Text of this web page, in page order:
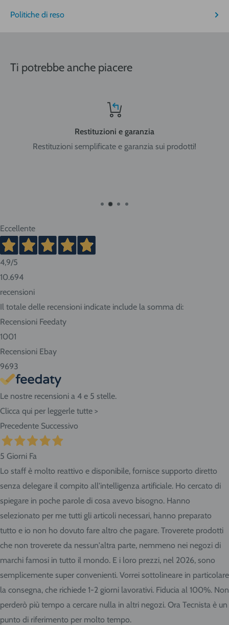
Adige, Lombardia, Emilia Romagna, Piemonte, Liguria, Val
d'Aosta, Toscana, Marche, Umbria, Lazio, Abruzzo.
Sud: Molise, Campania, Basilicata, Puglia, Calabria
Isole: Sicilia, Sardegna.
vanno dai 2 ai 10 giorni lavorativi. Tempi più brevi per Nord
Italia, tempi più lunghi per Sud e isole.
Consigliamo sempre di contattarci prima di effettuare la
prenotazione per conoscere in anticipo i tempi di consegna.
Se abiti nella nostra zona ritira i prodotti direttamente
presso il negozio! Seleziona "Ritiro" al momento del
checkout dell'ordine e vieni in Via Giovanni da Udine, 40 -
San Giorgio di Nogaro (UD) 33058.
Politiche di reso
Ti potrebbe anche piacere
Restituzioni e garanzia
Restituzioni semplificate e garanzia sui prodotti!
Eccellente
4,9/5
10.694
recensioni
Il totale delle recensioni indicate include la somma di:
Recensioni Feedaty
1001
Recensioni Ebay
9693
Le nostre recensioni a 4 e 5 stelle.
Clicca qui per leggerle tutte >
Precedente Successivo
5 Giorni Fa
Lo staff è molto reattivo e disponibile, fornisce supporto diretto
senza delegare il compito all'intelligenza artificiale. Ho cercato di
spiegare in poche parole di cosa avevo bisogno. Hanno
selezionato per me tutti gli articoli necessari, hanno preparato
tutto e io non ho dovuto fare altro che pagare. Troverete prodotti
che non troverete da nessun'altra parte, nemmeno nei negozi di
marchi famosi in tutto il mondo. E i loro prezzi, nel 2026, sono
semplicemente super convenienti. Vorrei sottolineare in particolare
la consegna, che richiede 1-2 giorni lavorativi. Fiducia al 100%. Non
perderò più tempo a cercare nulla in altri negozi. Ora Tecnista è un
punto di riferimento per molto tempo.